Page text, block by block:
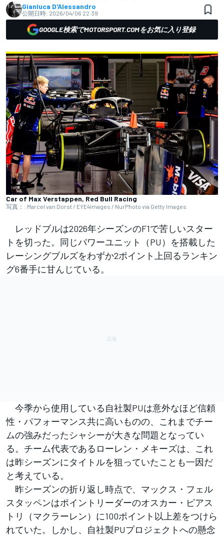
Gianluca D'Alessandro
公開日時: 2026/04/06 22:39
GOOGLE検索でMOTORSPORT.COMをお気に入り登録
Car of Max Verstappen, Red Bull Racing
写真：: Marcel van Dorst / EYE4images / NurPhoto via Getty Images
レッドブルは2026年シーズンのF1で苦しいスター
トを切った。同じパワーユニット（PU）を搭載した
レーシングブルズをわずか2ポイント上回るランキン
グ6番手に甘んじている。
今季から使用している自社製PUは意外なほど信頼
性・パフォーマンス共に高いものの、これまでチー
ムの強みだったシャシーが大きな問題となってい
る。チーム代表であるローレン・メキーズは、これ
は昨シーズンにタイトルを狙っていたことも一因だ
と考えている。
昨シーズンの折り返し時点で、マックス・フェル
スタッペンはポイントリーダーのオスカー・ピアス
トリ（マクラーレン）に100ポイント以上差をつけら
れていた。しかし、自社製PUプロジェクトへの懸念